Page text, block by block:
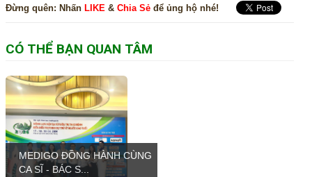
Đừng quên: Nhấn LIKE & Chia Sẻ để ủng hộ nhé!
CÓ THỂ BẠN QUAN TÂM
MEDIGO ĐỒNG HÀNH CÙNG
CA SĨ - BÁC S...